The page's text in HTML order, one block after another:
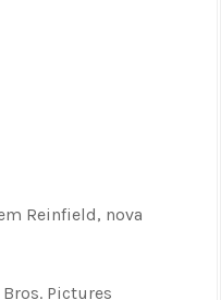
Reinfield, nova
Bros. Pictures